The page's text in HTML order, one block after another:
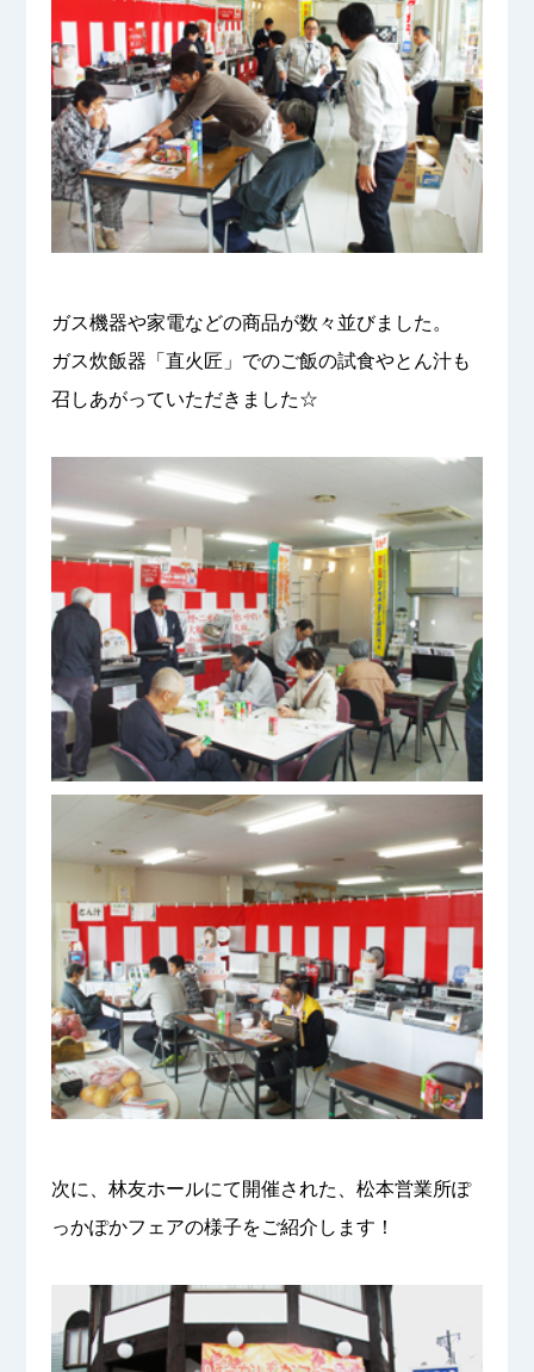
ガス機器や家電などの商品が数々並びました。
ガス炊飯器「直火匠」でのご飯の試食やとん汁も
召しあがっていただきました☆
次に、林友ホールにて開催された、松本営業所ぽ
っかぽかフェアの様子をご紹介します！